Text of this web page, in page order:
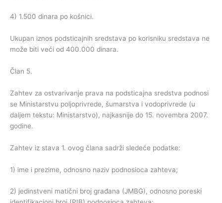
4) 1.500 dinara po košnici.
Ukupan iznos podsticajnih sredstava po korisniku sredstava ne
može biti veći od 400.000 dinara.
Član 5.
Zahtev za ostvarivanje prava na podsticajna sredstva podnosi
se Ministarstvu poljoprivrede, šumarstva i vodoprivrede (u
daljem tekstu: Ministarstvo), najkasnije do 15. novembra 2007.
godine.
Zahtev iz stava 1. ovog člana sadrži sledeće podatke:
1) ime i prezime, odnosno naziv podnosioca zahteva;
2) jedinstveni matični broj građana (JMBG), odnosno poreski